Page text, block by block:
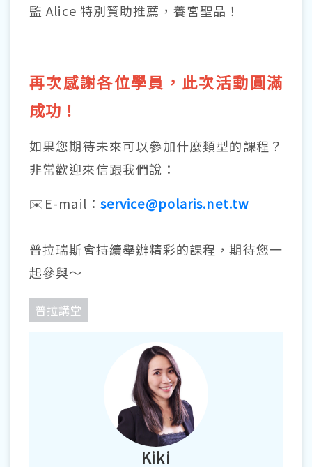
監 Alice 特別贊助推薦，養宮聖品！
再次感謝各位學員，此次活動圓滿
成功！
如果您期待未來可以參加什麼類型的課程？
非常歡迎來信跟我們說：
✉️E-mail： service@polaris.net.tw
普拉瑞斯會持續舉辦精彩的課程，期待您一
起參與～
普拉講堂
Kiki